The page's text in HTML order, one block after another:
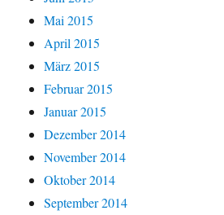
Mai 2015
April 2015
März 2015
Februar 2015
Januar 2015
Dezember 2014
November 2014
Oktober 2014
September 2014